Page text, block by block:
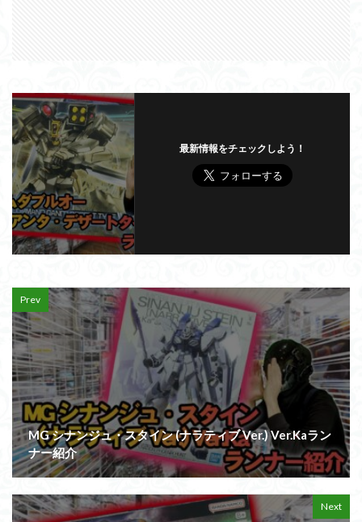
最新情報をチェックしよう！
Prev
MG シナンジュ・スタイン (ナラティブ Ver.) Ver.Kaラン
ナー紹介
Next